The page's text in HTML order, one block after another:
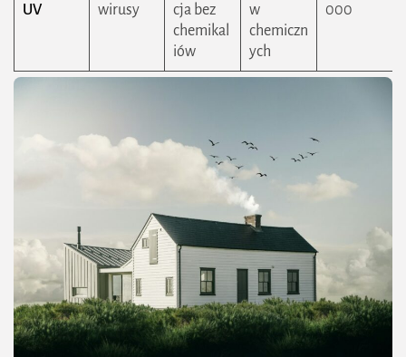
UV
wirusy
cja bez
chemikal
iów
w
chemiczn
ych
000